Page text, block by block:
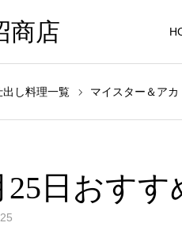
商店
出し料理一覧 マイスター＆アカ
25日おすす